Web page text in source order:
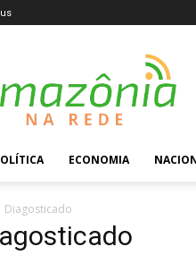
Rede
ECONOMIA
Diagosticado